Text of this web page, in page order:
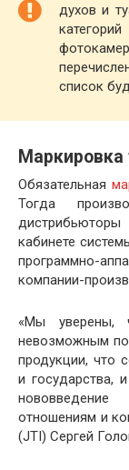
духов и
список
Маркировка
Обязательная
Тогда
кабинете
программно-
компании-
«Мы уверены,
невозможным
продукции, что
и государства,
нововведение
отношениям и
(JTI) Сергей